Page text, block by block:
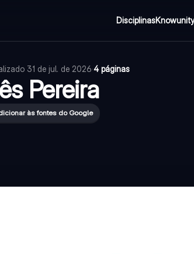
Disciplinas
31 de jul. de 2026·4 páginas
Pereira
às fontes do Google